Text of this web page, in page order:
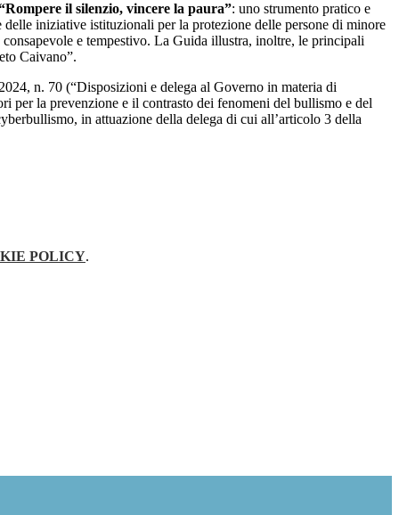
il silenzio, vincere la paura”: uno strumento pratico e
iniziative istituzionali per la protezione delle persone di minore
e tempestivo. La Guida illustra, inoltre, le principali
Caivano”.
n. 70 (“Disposizioni e delega al Governo in materia di
per la prevenzione e il contrasto dei fenomeni del bullismo e del
in attuazione della delega di cui all’articolo 3 della
POLICY.